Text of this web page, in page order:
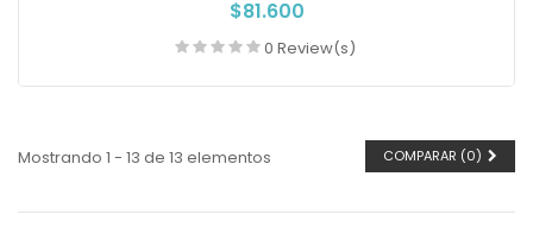
$81.600
0 Review(s)
COMPARAR (0)
Mostrando 1 - 13 de 13 elementos